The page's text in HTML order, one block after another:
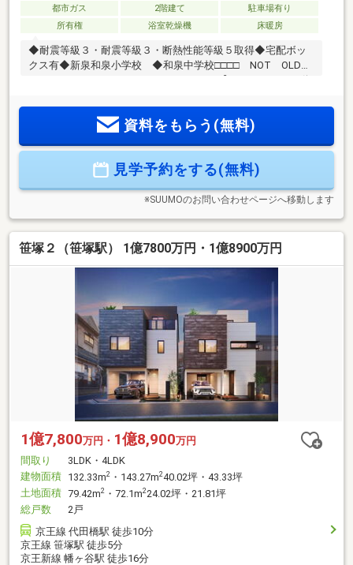
都市ガス 2階建て
駐車場有り
所有権
浴室乾燥機 床暖房
◆耐震等級３・耐震等級３・断熱性能等級５取得◆宅配ボッ
クス有◆新泉和泉小学校 ◆和泉中学校□□□□ NOT OLD，
ます■都心エリアに特化した情報網を駆使し、最良の不動産を
ご提案■住宅ローンシュミレーション無料相談会 毎日随時開
プレゼント】～弊社ホームページ～https://wallmate.co.jp/～
資料をもらう(無料)
見学予約をする(無料)
※SUUMOのお問い合わせページへ移動します
笹塚２（笹塚駅） 1億7800万円・1億8900万円
1億7,800万円・ 1億8,900万円
間取り
3LDK・4LDK
建物面積 132.33m2 ・143.27m240.02坪・43.33坪
土地面積 79.42m2 ・72.1m224.02坪・21.81坪
総戸数
2戸
京王線 代田橋駅 徒歩10分
京王線 笹塚駅 徒歩5分
京王新線 幡ヶ谷駅 徒歩16分